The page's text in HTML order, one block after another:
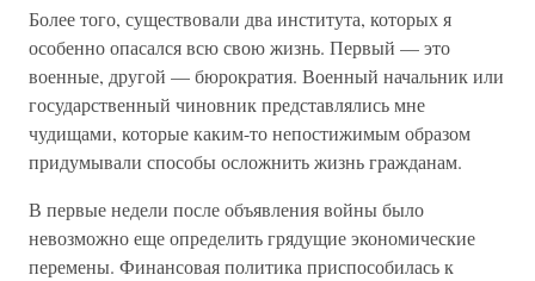
Более того, существовали два института, которых я
особенно опасался всю свою жизнь. Первый — это
военные, другой — бюрократия. Военный начальник или
государственный чиновник представлялись мне
чудищами, которые каким-то непостижимым образом
придумывали способы осложнить жизнь гражданам.
В первые недели после объявления войны было
невозможно еще определить грядущие экономические
перемены. Финансовая политика приспособилась к